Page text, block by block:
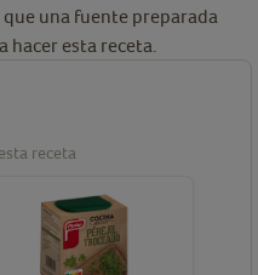
una fuente preparada
esta receta.
receta